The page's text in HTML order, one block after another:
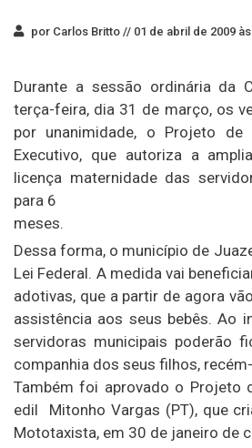
por Carlos Britto // 01 de abril de 2009
Durante a sessão ordinária da
terça-feira, dia 31 de março, os
por unanimidade, o Projeto
Executivo, que autoriza a
licença maternidade das
para 6
meses.
Dessa forma, o município de
Lei Federal. A medida vai
adotivas, que a partir de agora
assistência aos seus bebês. Ao
servidoras municipais poderão
companhia dos seus filhos,
Também foi aprovado o Projeto
edil Mitonho Vargas (PT), que
Mototaxista, em 30 de janeiro de